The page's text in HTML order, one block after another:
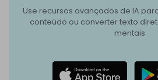
Use recursos avançados de IA
conteúdo ou converter texto
mentais.